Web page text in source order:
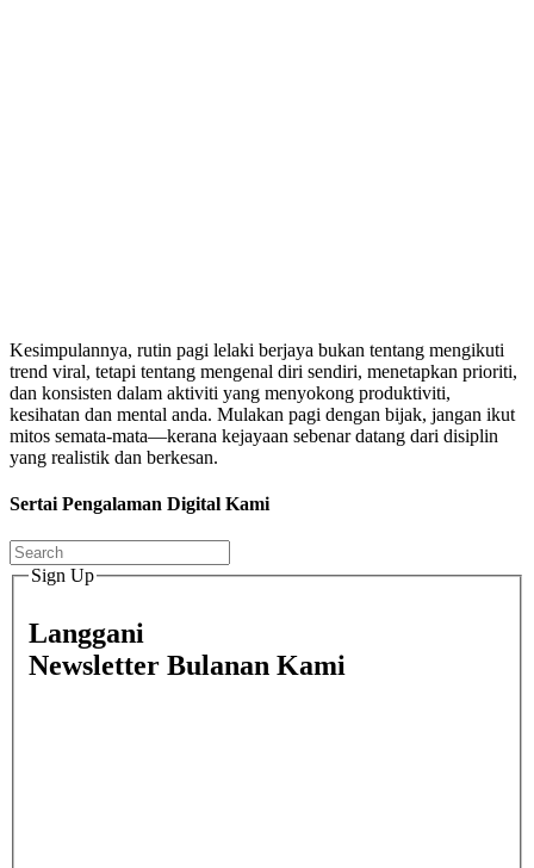
Kesimpulannya, rutin pagi lelaki berjaya bukan tentang mengikuti
trend viral, tetapi tentang mengenal diri sendiri, menetapkan prioriti,
dan konsisten dalam aktiviti yang menyokong produktiviti,
kesihatan dan mental anda. Mulakan pagi dengan bijak, jangan ikut
mitos semata-mata—kerana kejayaan sebenar datang dari disiplin
yang realistik dan berkesan.
Sertai Pengalaman Digital Kami
Sign Up
Langgani
Newsletter Bulanan Kami